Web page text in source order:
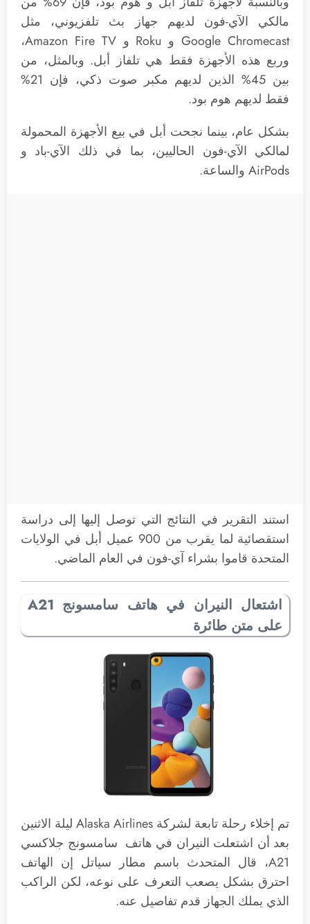
مالكي الآي-فون لديهم جهاز بث تلفزيوني، مثل
Google Chromecast و Roku و Amazon Fire TV،
وربع هذه الأجهزة فقط هي تلفاز أبل. وبالمثل، من
بين 45% الذين لديهم مكبر صوت ذكي، فإن 21%
فقط لديهم هوم بود.
بشكل عام، بينما نجحت أبل في بيع الأجهزة المحمولة
لمالكي الآي-فون الحاليين، بما في ذلك الآي-باد و
AirPods والساعة.
استند التقرير في النتائج التي توصل إليها إلى دراسة
استقصائية لما يقرب من 900 عميل أبل في الولايات
المتحدة قاموا بشراء آي-فون في العام الماضي.
اشتعال النيران في هاتف سامسونج A21
على متن طائرة
تم إخلاء رحلة تابعة لشركة Alaska Airlines ليلة الاثنين
بعد أن اشتعلت النيران في هاتف سامسونج جلاكسي
A21، قال المتحدث باسم مطار سياتل إن الهاتف
احترق بشكل يصعب التعرف على نوعه، لكن الراكب
الذي يملك الجهاز قدم تفاصيل عنه.